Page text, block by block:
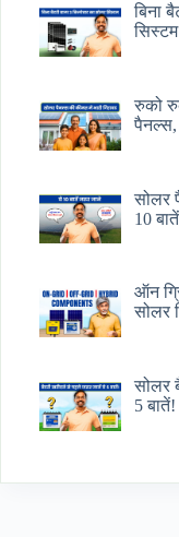
बिना
रुको
पैनल्स,
सोलर
10 बातें
ऑन
सोलर
सोलर
5 बातें!